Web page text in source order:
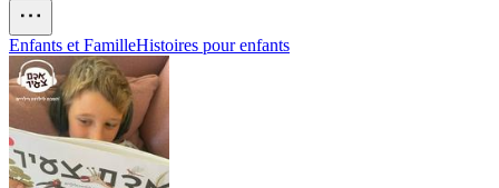
Enfants et FamilleHistoires pour enfants